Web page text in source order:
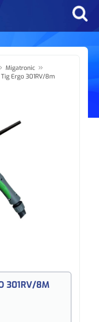
Migatronic »
Ergo 301RV/8m
301RV/8M